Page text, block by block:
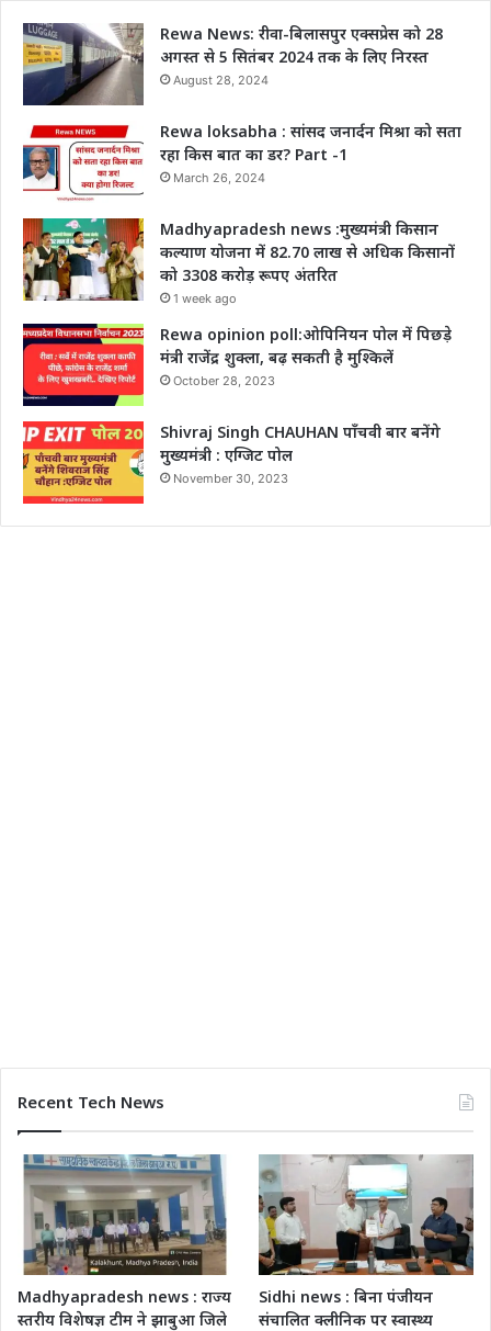
Rewa News: रीवा-बिलासपुर एक्सप्रेस को 28
अगस्त से 5 सितंबर 2024 तक के लिए निरस्त
August 28, 2024
Rewa loksabha : सांसद जनार्दन मिश्रा को सता
रहा किस बात का डर? Part -1
March 26, 2024
Madhyapradesh news :मुख्यमंत्री किसान
कल्याण योजना में 82.70 लाख से अधिक किसानों
को 3308 करोड़ रूपए अंतरित
1 week ago
Rewa opinion poll:ओपिनियन पोल में पिछड़े
मंत्री राजेंद्र शुक्ला, बढ़ सकती है मुश्किलें
October 28, 2023
Shivraj Singh CHAUHAN पाँचवी बार बनेंगे
मुख्यमंत्री : एग्जिट पोल
November 30, 2023
Recent Tech News
Madhyapradesh news : राज्य
स्तरीय विशेषज्ञ टीम ने झाबुआ जिले
Sidhi news : बिना पंजीयन
संचालित क्लीनिक पर स्वास्थ्य